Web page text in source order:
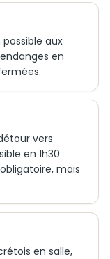
aux
en
vers
en 1h30
mais
en salle,